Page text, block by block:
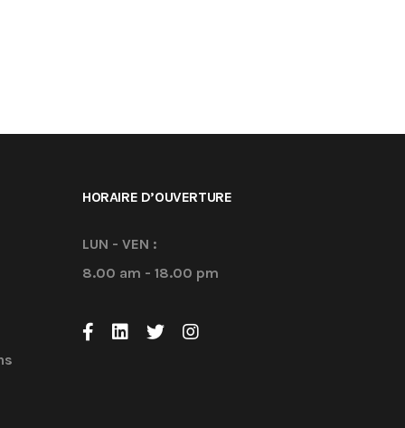
HORAIRE D’OUVERTURE
LUN - VEN :
8.00 am - 18.00 pm